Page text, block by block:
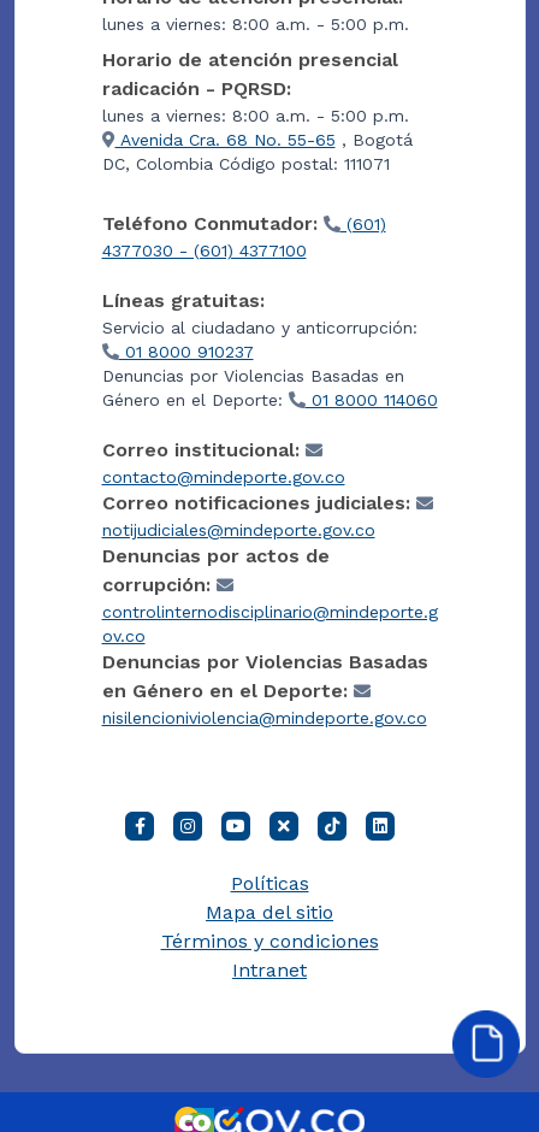
lunes a viernes: 8:00 a.m. - 5:00 p.m.
Horario de atención presencial
radicación - PQRSD:
lunes a viernes: 8:00 a.m. - 5:00 p.m.
Avenida Cra. 68 No. 55-65 , Bogotá
DC, Colombia Código postal: 111071
Teléfono Conmutador:
(601)
4377030 - (601) 4377100
Líneas gratuitas:
Servicio al ciudadano y anticorrupción:
01 8000 910237
Denuncias por Violencias Basadas en
Género en el Deporte:
01 8000 114060
Correo institucional:
contacto@mindeporte.gov.co
Correo notificaciones judiciales:
notijudiciales@mindeporte.gov.co
Denuncias por actos de
corrupción:
controlinternodisciplinario@mindeporte.g
ov.co
Denuncias por Violencias Basadas
en Género en el Deporte:
nisilencioniviolencia@mindeporte.gov.co
Políticas
Mapa del sitio
Términos y condiciones
Intranet